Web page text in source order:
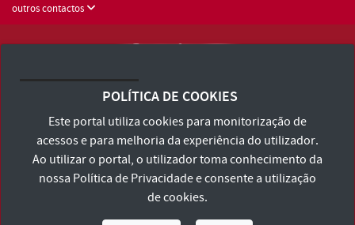
outros contactos
Consulte os Termos e Condições e Política de Privacidade
Declaração de Acessibilidade
POLÍTICA DE COOKIES
Este portal utiliza cookies para monitorização de
acessos e para melhoria da experiência do utilizador.
Ao utilizar o portal, o utilizador toma conhecimento da
nossa Política de Privacidadee consente a utilização
de cookies.